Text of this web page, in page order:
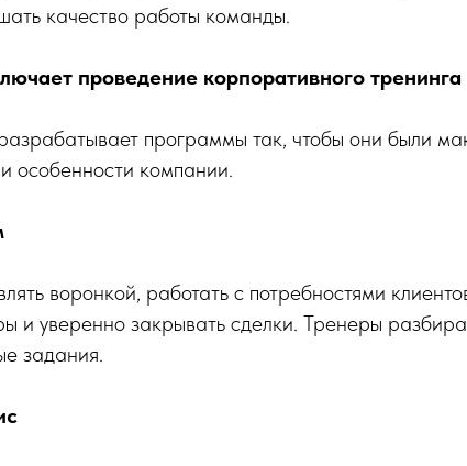
качество работы команды.
проведение корпоративного тренинга
программы так, чтобы они были
особенности компании.
воронкой, работать с потребностями
и уверенно закрывать сделки. Тренеры
задания.